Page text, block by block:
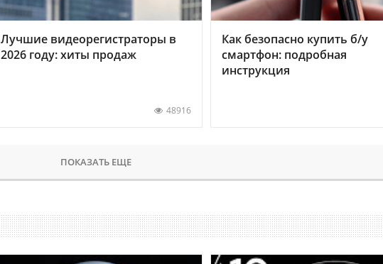
Лучшие видеорегистраторы в
2026 году: хиты продаж
48916
Как безопасно купить б/у
смартфон: подробная
инструкция
ПОКАЗАТЬ ЕЩЕ